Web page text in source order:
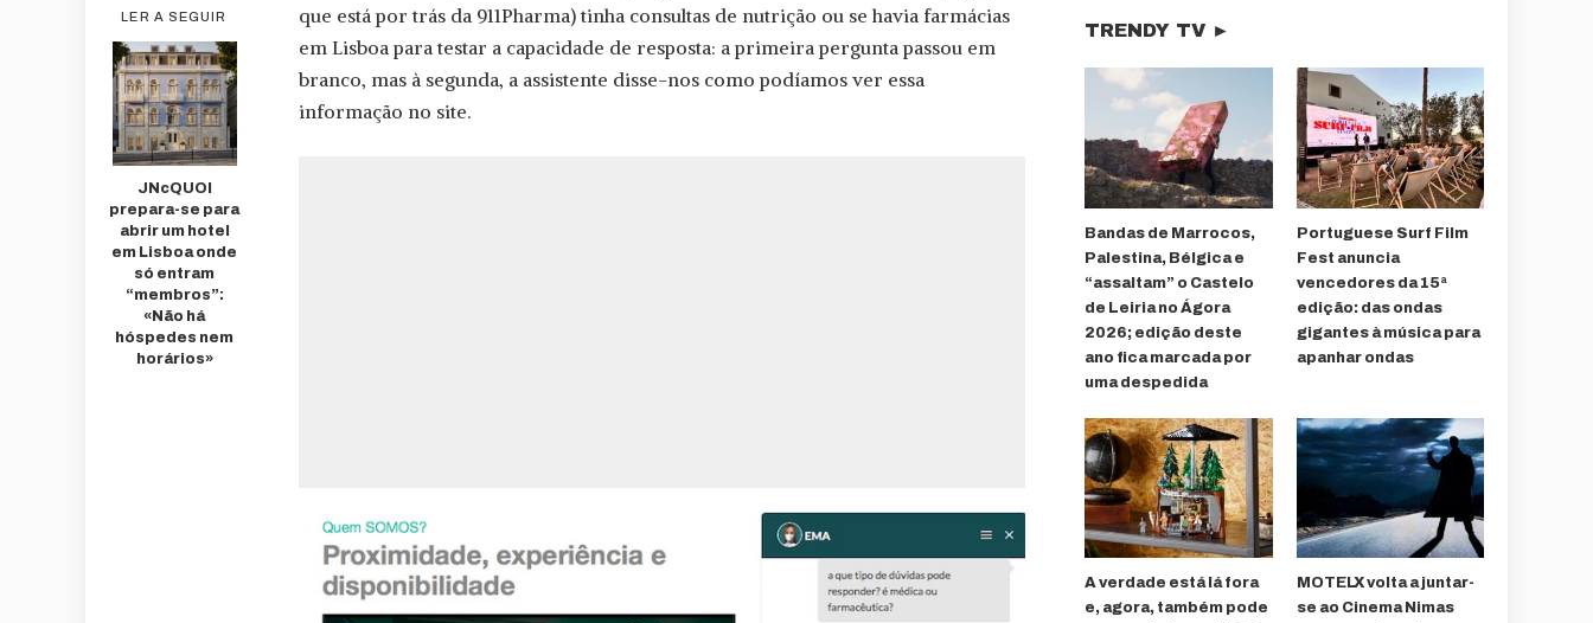
LER A SEGUIR
JNcQUOI
prepara-se para
abrir um hotel
em Lisboa onde
só entram
“membros”:
«Não há
hóspedes nem
horários»
que está por trás da 911Pharma) tinha consultas de nutrição ou se havia farmácias
em Lisboa para testar a capacidade de resposta: a primeira pergunta passou em
branco, mas à segunda, a assistente disse-nos como podíamos ver essa
informação no site.
TRENDY TV ►
Bandas de Marrocos,
Palestina, Bélgica e
“assaltam” o Castelo
de Leiria no Ágora
2026; edição deste
ano fica marcada por
uma despedida
Portuguese Surf Film
Fest anuncia
vencedores da 15ª
edição: das ondas
gigantes à música para
apanhar ondas
A verdade está lá fora
e, agora, também pode
MOTELX volta a juntar-
se ao Cinema Nimas